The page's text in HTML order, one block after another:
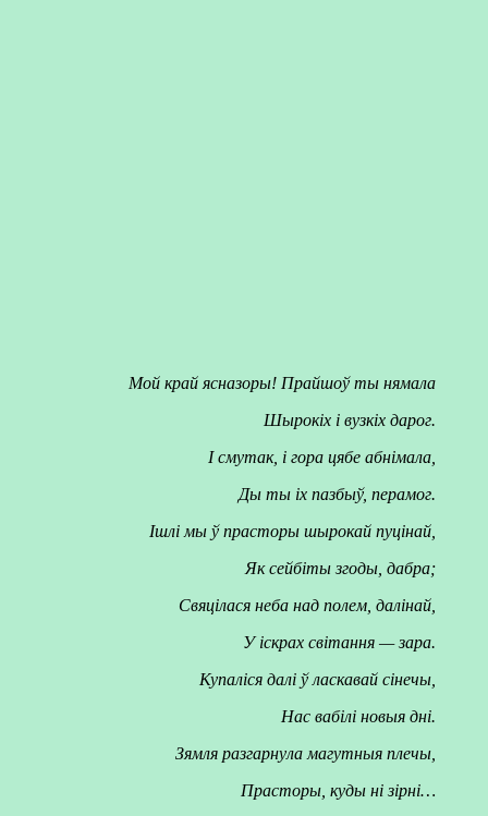
Мой край ясназоры! Прайшоў ты нямала
Шырокіх і вузкіх дарог.
I смутак, і гора цябе абнімала,
Ды ты іх пазбыў, перамог.
Ішлі мы ў прасторы шырокай пуцінай,
Як сейбіты згоды, дабра;
Свяцілася неба над полем, далінай,
У іскрах світання — зара.
Купаліся далі ў ласкавай сінечы,
Нас вабілі новыя дні.
Зямля разгарнула магутныя плечы,
Прасторы, куды ні зірні…